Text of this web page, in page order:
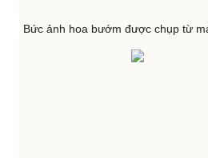
Bức ảnh hoa bướm được chụp từ